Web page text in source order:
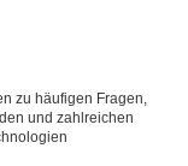
zu häufigen Fragen,
und zahlreichen